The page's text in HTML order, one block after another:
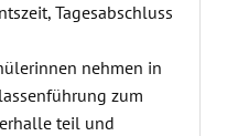
Tagesabschluss
nehmen in
zum
teil und